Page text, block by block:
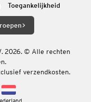
Toegankelijkheid
2026. © Alle rechten
verzendkosten.